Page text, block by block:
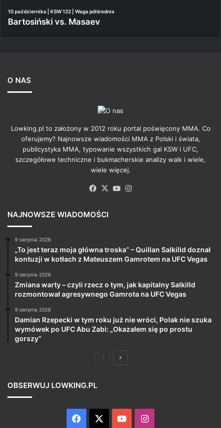
10 października | KSW 122 | Waga półśrednia
Bartosiński vs. Masaev
O NAS
Lowking.pl to założony w 2012 roku portal poświęcony MMA. Co
oferujemy? Najnowsze wiadomości MMA z Polski i świata,
publicystyka MMA, typowanie wszystkich gal KSW i UFC,
szczegółowe techniczne i bukmacherskie analizy walk i wiele,
wiele więcej.
Facebook
X YouTube
NAJNOWSZE WIADOMOŚCI
9 sierpnia 2026
„To jest teraz moja główna troska” – Quillan Salkilld doznał
kontuzji w kotłach z Mateuszem Gamrotem na UFC Vegas
9 sierpnia 2026
Zmiana warty – czyli rzecz o tym, jak kapitalny Salkilld
rozmontował agresywnego Gamrota na UFC Vegas
9 sierpnia 2026
Damian Rzepecki w tym roku już nie wróci, Polak nie szuka
wymówek po UFC Abu Zabi: „Okazałem się po prostu
gorszy”
PoprzedniaNastępna
OBSERWUJ LOWKING.PL
Facebook YouTubeInstagram